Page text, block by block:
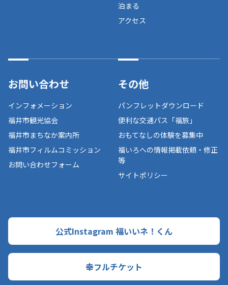
泊まる
アクセス
お問い合わせ
インフォメーション
福井市観光協会
福井市まちなか案内所
福井市フィルムコミッション
お問い合わせフォーム
その他
パンフレットダウンロード
便利な交通パス「福旅」
おもてなしの体験を募集中
福いろへの情報掲載依頼・修正
等
サイトポリシー
公式Instagram 福いいネ！くん
幸フルチケット